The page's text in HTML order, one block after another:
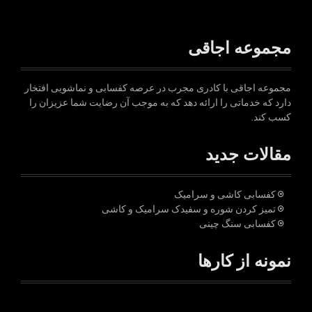
مجموعه اجاقی
مجموعه اجاقی با کادری مجرب در عرصه کفسابی و نماشویی افتخار
دارد که خدماتی را ارائه دهد که به موجب آن رضایت شما عزیزان را
کسب کند.
مقالات جدید
کفسابی کاشی و سرامیک
تمیز کردن شوره و سفیدک سرامیک و کاشی
کفسابی سنگ چینی
نمونه از کارها